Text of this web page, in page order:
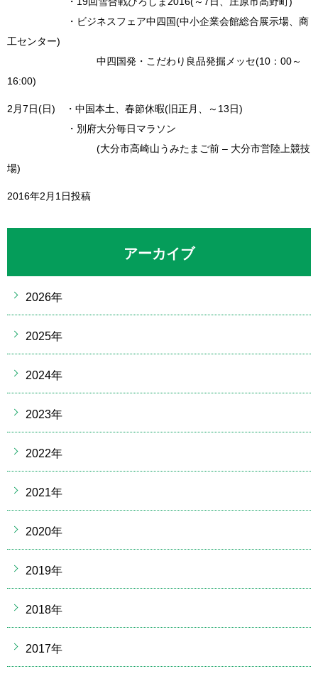
・ビジネスフェア中四国(中小企業会館総合展示場、商
工センター)
中四国発・こだわり良品発掘メッセ(10：00～
16:00)
2月7日(日) ・中国本土、春節休暇(旧正月、～13日)
・別府大分毎日マラソン
(大分市高崎山うみたまご前 – 大分市営陸上競技
場)
2016年2月1日投稿
アーカイブ
2026年
2025年
2024年
2023年
2022年
2021年
2020年
2019年
2018年
2017年